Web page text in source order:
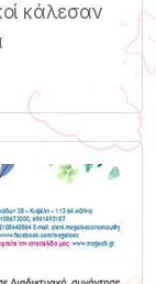
κάλεσαν